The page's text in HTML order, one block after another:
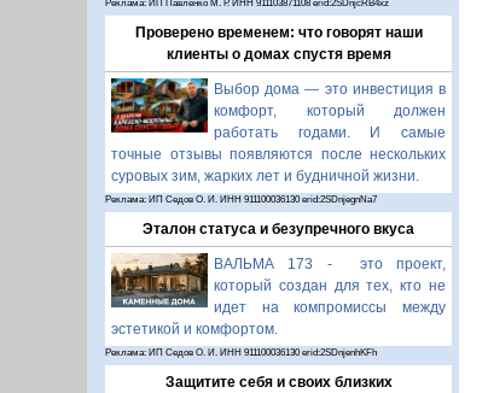
Реклама: ИП Павленко М. Р. ИНН 911103871108 erid:2SDnjcRB4xz
Проверено временем: что говорят наши
клиенты о домах спустя время
Выбор дома — это инвестиция в
комфорт, который должен
работать годами. И самые
точные отзывы появляются после нескольких
суровых зим, жарких лет и будничной жизни.
Реклама: ИП Седов О. И. ИНН 911100036130 erid:2SDnjegnNa7
Эталон статуса и безупречного вкуса
ВАЛЬМА 173 - это проект,
который создан для тех, кто не
идет на компромиссы между
эстетикой и комфортом.
Реклама: ИП Седов О. И. ИНН 911100036130 erid:2SDnjenhKFh
Защитите себя и своих близких